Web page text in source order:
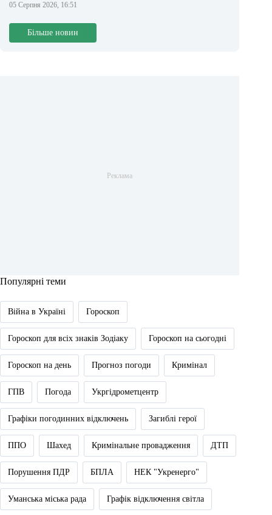
05 Серпня 2026, 16:51
Більше новин
Популярні теми
Війна в Україні Гороскоп
Гороскоп для всіх знаків Зодіаку Гороскоп на сьогодні
Гороскоп на день Прогноз погоди Кримінал
ГПВ Погода Укргідрометцентр
Графіки погодинних відключень Загиблі герої
ППО Шахед Кримінальне провадження ДТП
Порушення ПДР БПЛА НЕК "Укренерго"
Уманська міська рада Графік відключення світла